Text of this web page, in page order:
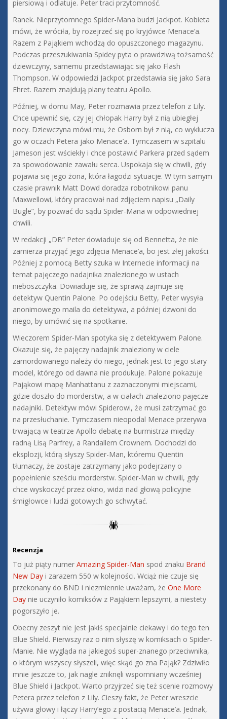
piersiową i odlatuje. Peter traci przytomność.
Ranek. Nieprzytomnego Spider-Mana budzi Jackpot. Kobieta
mówi, że wróciła, by rozejrzeć się po kryjówce Menace’a.
Razem z Pająkiem wchodzą do opuszczonego magazynu.
Podczas przeszukiwania Spidey pyta o prawdziwą tożsamość
dziewczyny, samemu przedstawiając się jako Flash
Thompson. W odpowiedzi Jackpot przedstawia się jako Sara
Ehret. Razem znajdują plany teatru Apollo.
Później, w domu May, Peter rozmawia przez telefon z Lily.
Chce upewnić się, czy jej chłopak Harry był z nią ubiegłej
nocy. Dziewczyna mówi mu, że Osborn był z nią, co wyklucza
go w oczach Petera jako Menace’a. Tymczasem w szpitalu
Jameson jest wściekły i chce postawić Parkera przed sądem
za spowodowanie zawału serca. Uspokaja się w chwili, gdy
pojawia się jego żona, która łagodzi sytuacje. W tym samym
czasie prawnik Matt Dowd doradza robotnikowi panu
Maxwellowi, który pracował nad zdjęciem napisu „Daily
Bugle”, by pozwać do sądu Spider-Mana w odpowiedniej
chwili.
W redakcji „DB” Peter dowiaduje się od Bennetta, że nie
zamierza przyjąć jego zdjęcia Menace’a, bo jest złej jakości.
Później z pomocą Betty szuka w Internecie informacji na
temat pajęczego nadajnika znalezionego w ustach
nieboszczyka. Dowiaduje się, że sprawą zajmuje się
detektyw Quentin Palone. Po odejściu Betty, Peter wysyła
anonimowego maila do detektywa, a później dzwoni do
niego, by umówić się na spotkanie.
Wieczorem Spider-Man spotyka się z detektywem Palone.
Okazuje się, że pajęczy nadajnik znaleziony w ciele
zamordowanego należy do niego, jednak jest to jego stary
model, którego od dawna nie produkuje. Palone pokazuje
Pająkowi mapę Manhattanu z zaznaczonymi miejscami,
gdzie doszło do morderstw, a w ciałach znaleziono pajęcze
nadajniki. Detektyw mówi Spiderowi, że musi zatrzymać go
na przesłuchanie. Tymczasem nieopodal Menace przerywa
trwającą w teatrze Apollo debatę na burmistrza między
radną Lisą Parfrey, a Randallem Crownem. Dochodzi do
eksplozji, którą słyszy Spider-Man, któremu Quentin
tłumaczy, że zostaje zatrzymany jako podejrzany o
popełnienie sześciu morderstw. Spider-Man w chwili, gdy
chce wyskoczyć przez okno, widzi nad głową policyjne
śmigłowce i ludzi gotowych go schwytać.
Recenzja
To już piąty numer Amazing Spider-Man spod znaku Brand
New Day i zarazem 550 w kolejności. Wciąż nie czuje się
przekonany do BND i niezmiennie uważam, że One More
Day nie uczyniło komiksów z Pająkiem lepszymi, a niestety
pogorszyło je.
Obecny zeszyt nie jest jakiś specjalnie ciekawy i do tego ten
Blue Shield. Pierwszy raz o nim słyszę w komiksach o Spider-
Manie. Nie wygląda na jakiegoś super-znanego przeciwnika,
o którym wszyscy słyszeli, więc skąd go zna Pająk? Zdziwiło
mnie jeszcze to, jak nagle zniknęli wspomniany wcześniej
Blue Shield i Jackpot. Warto przyjrzeć się też scenie rozmowy
Petera przez telefon z Lily. Cieszy fakt, że Peter wreszcie
używa głowy i łączy Harry’ego z postacią Menace’a. Jednak,